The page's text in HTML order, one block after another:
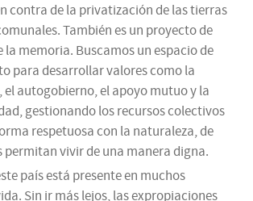
contra de la privatización de las tierras
También es un proyecto de
la memoria. Buscamos un espacio de
para desarrollar valores como la
autogobierno, el apoyo mutuo y la
gestionando los recursos colectivos
respetuosa con la naturaleza, de
permitan vivir de una manera digna.
país está presente en muchos
Sin ir más lejos, las expropiaciones